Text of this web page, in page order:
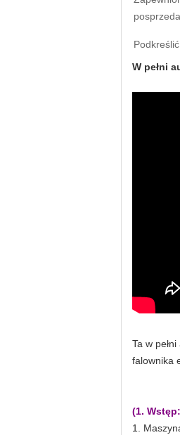
W pełni
Ta w
falownika
(1. Wstęp:
1.